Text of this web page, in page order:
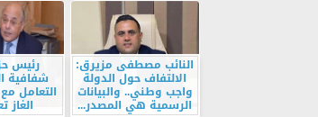
النائب مصطفى مزيرق:
الالتفاف حول الدولة
واجب وطني.. والبيانات
الرسمية هي المصدر...
رئيس
شفافية
التعامل